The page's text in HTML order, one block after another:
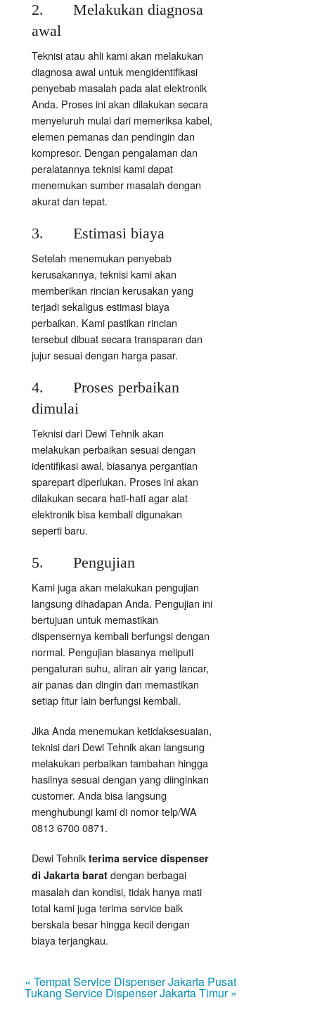
2. Melakukan diagnosa
awal
Teknisi atau ahli kami akan melakukan
diagnosa awal untuk mengidentifikasi
penyebab masalah pada alat elektronik
Anda. Proses ini akan dilakukan secara
menyeluruh mulai dari memeriksa kabel,
elemen pemanas dan pendingin dan
kompresor. Dengan pengalaman dan
peralatannya teknisi kami dapat
menemukan sumber masalah dengan
akurat dan tepat.
3. Estimasi biaya
Setelah menemukan penyebab
kerusakannya, teknisi kami akan
memberikan rincian kerusakan yang
terjadi sekaligus estimasi biaya
perbaikan. Kami pastikan rincian
tersebut dibuat secara transparan dan
jujur sesuai dengan harga pasar.
4. Proses perbaikan
dimulai
Teknisi dari Dewi Tehnik akan
melakukan perbaikan sesuai dengan
identifikasi awal, biasanya pergantian
sparepart diperlukan. Proses ini akan
dilakukan secara hati-hati agar alat
elektronik bisa kembali digunakan
seperti baru.
5. Pengujian
Kami juga akan melakukan pengujian
langsung dihadapan Anda. Pengujian ini
bertujuan untuk memastikan
dispensernya kembali berfungsi dengan
normal. Pengujian biasanya meliputi
pengaturan suhu, aliran air yang lancar,
air panas dan dingin dan memastikan
setiap fitur lain berfungsi kembali.
Jika Anda menemukan ketidaksesuaian,
teknisi dari Dewi Tehnik akan langsung
melakukan perbaikan tambahan hingga
hasilnya sesuai dengan yang diinginkan
customer. Anda bisa langsung
menghubungi kami di nomor telp/WA
0813 6700 0871.
Dewi Tehnik terima service dispenser
di Jakarta barat dengan berbagai
masalah dan kondisi, tidak hanya mati
total kami juga terima service baik
berskala besar hingga kecil dengan
biaya terjangkau.
« Tempat Service Dispenser Jakarta Pusat
Tukang Service Dispenser Jakarta Timur »